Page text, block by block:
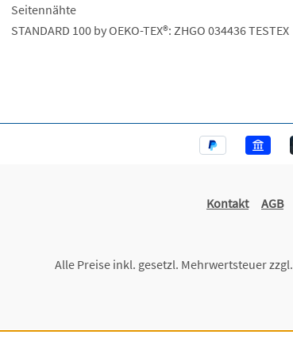
Seitennähte
STANDARD 100 by OEKO-TEX®: ZHGO 034436 TESTEX
Kontakt AGB
Alle Preise inkl. gesetzl. Mehrwertsteuer zzgl.